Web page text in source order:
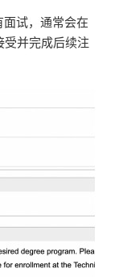
试，通常会在
受并完成后续注